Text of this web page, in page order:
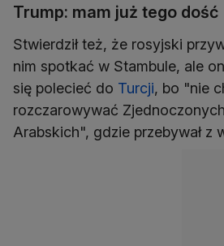
Trump: mam już tego dość
Stwierdził też, że rosyjski
nim spotkać w Stambule, ale
się polecieć do Turcji, bo "nie
rozczarowywać
Arabskich", gdzie przebywał z